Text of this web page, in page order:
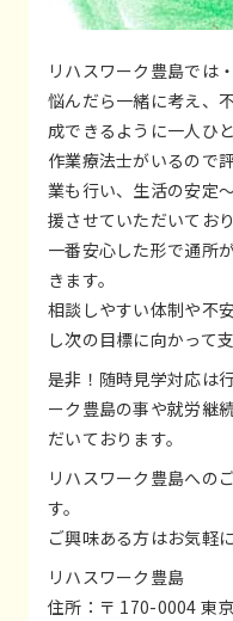
リハスワーク豊島では
悩んだら一緒に考え、
成できるように一人ひ
作業療法士がいるので
業も行い、生活の安定
援させていただいており
一番安心した形で通所
きます。
相談しやすい体制や不
し次の目標に向かって
是非！随時見学対応は
ーク豊島の事や就労継
だいております。
リハスワーク豊島への
す。
ご興味ある方はお気軽
リハスワーク豊島
住所：〒 170-0004 東